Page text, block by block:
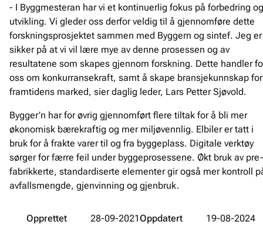
- I Byggmesteran har vi et kontinuerlig fokus på forbedring og
utvikling. Vi gleder oss derfor veldig til å gjennomføre dette
forskningsprosjektet sammen med Byggern og sintef. Jeg er
sikker på at vi vil lære mye av denne prosessen og av
resultatene som skapes gjennom forskning. Dette handler
oss om konkurransekraft, samt å skape bransjekunnskap for
framtidens marked, sier daglig leder, Lars Petter Sjøvold.
Bygger’n har for øvrig gjennomført flere tiltak for å bli mer
økonomisk bærekraftig og mer miljøvennlig. Elbiler er tatt i
bruk for å frakte varer til og fra byggeplass. Digitale verktøy
sørger for færre feil under byggeprosessene. Økt bruk av pre-
fabrikkerte, standardiserte elementer gir også mer kontroll
avfallsmengde, gjenvinning og gjenbruk.
Opprettet 28-09-2021Oppdatert 19-08-2024